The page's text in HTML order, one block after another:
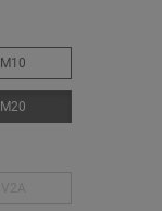
M10
M20